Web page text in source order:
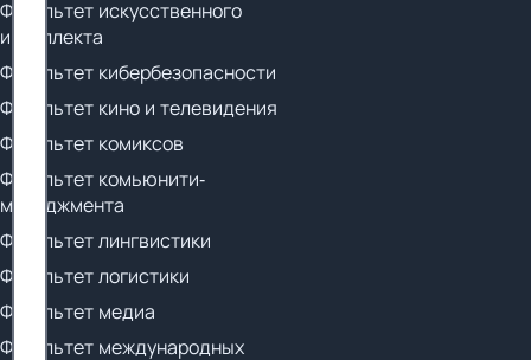
Факультет искусственного
интеллекта
Факультет кибербезопасности
Факультет кино и телевидения
Факультет комиксов
Факультет комьюнити-
менеджмента
Факультет лингвистики
Факультет логистики
Факультет медиа
Факультет международных